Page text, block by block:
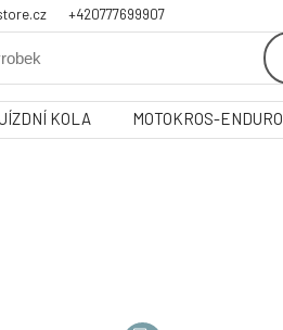
+420777699907
KOLA MOTOKROS-ENDURO